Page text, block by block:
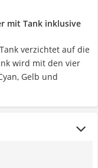
mit Tank inklusive
verzichtet auf die
wird mit den vier
Gelb und